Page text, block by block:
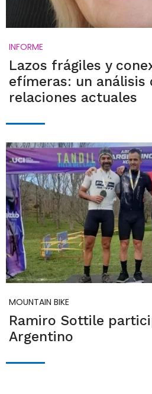
INFORME
Lazos frágiles y
efímeras: un análisis
relaciones actuales
MOUNTAIN BIKE
Ramiro Sottile
Argentino